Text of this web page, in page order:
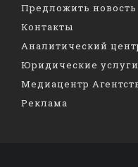
Предложить новость
Контакты
Аналитический
Юридические услуги
Медиацентр
Реклама